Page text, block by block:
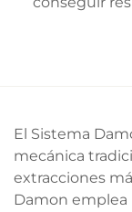
El Sistema
mecánica
extracciones
Damon emplea